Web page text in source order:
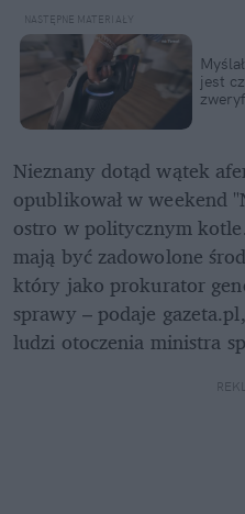
jest
Nieznany dotąd wątek
opublikował w weekend
ostro w politycznym
mają być zadowolone
który jako prokurator
sprawy – podaje
ludzi otoczenia ministra